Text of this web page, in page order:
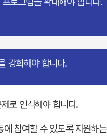
강화해야 합니다.
로 인식해야 합니다.
참여할 수 있도록 지원하는